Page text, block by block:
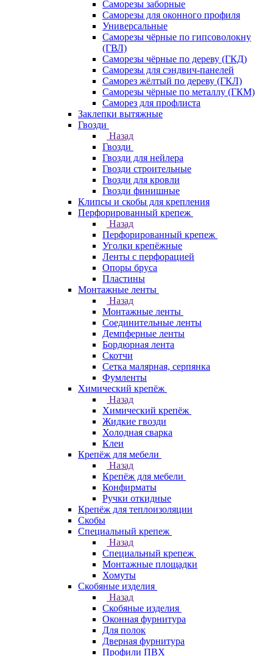
Саморезы заборные
Саморезы для оконного профиля
Универсальные
Саморезы чёрные по гипсоволокну
(ГВЛ)
Саморезы чёрные по дереву (ГКД)
Саморезы для сэндвич-панелей
Саморез жёлтый по дереву (ГКЛ)
Саморезы чёрные по металлу (ГКМ)
Саморез для профлиста
Заклепки вытяжные
Гвозди
Назад
Гвозди
Гвозди для нейлера
Гвозди строительные
Гвозди для кровли
Гвозди финишные
Клипсы и скобы для крепления
Перфорированный крепеж
Назад
Перфорированный крепеж
Уголки крепёжные
Ленты с перфорацией
Опоры бруса
Пластины
Монтажные ленты
Назад
Монтажные ленты
Соединительные ленты
Демпферные ленты
Бордюрная лента
Скотчи
Сетка малярная, серпянка
Фумленты
Химический крепёж
Назад
Химический крепёж
Жидкие гвозди
Холодная сварка
Клеи
Крепёж для мебели
Назад
Крепёж для мебели
Конфирматы
Ручки откидные
Крепёж для теплоизоляции
Скобы
Специальный крепеж
Назад
Специальный крепеж
Монтажные площадки
Хомуты
Скобяные изделия
Назад
Скобяные изделия
Оконная фурнитура
Для полок
Дверная фурнитура
Профили ПВХ